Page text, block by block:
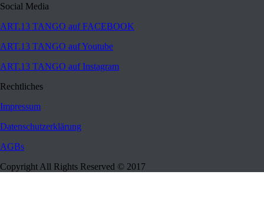
Social Media
ART.13 TANGO auf FACEBOOK
ART.13 TANGO auf Youtube
ART.13 TANGO auf Instagram
Rechtliches
Impressum
Datenschutzerklärung
AGBs
Copyright All Rights Reserved © 2017